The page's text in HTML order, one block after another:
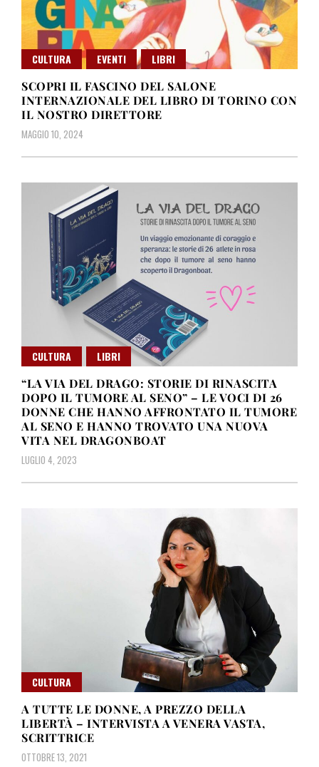
CULTURA EVENTI
LIBRI
SCOPRI IL FASCINO DEL SALONE
INTERNAZIONALE DEL LIBRO DI TORINO CON
IL NOSTRO DIRETTORE
MAGGIO 10, 2024
CULTURA
LIBRI
“LA VIA DEL DRAGO: STORIE DI RINASCITA
DOPO IL TUMORE AL SENO” – LE VOCI DI 26
DONNE CHE HANNO AFFRONTATO IL TUMORE
AL SENO E HANNO TROVATO UNA NUOVA
VITA NEL DRAGONBOAT
LUGLIO 4, 2023
CULTURA
A TUTTE LE DONNE, A PREZZO DELLA
LIBERTÀ – INTERVISTA A VENERA VASTA,
SCRITTRICE
OTTOBRE 13, 2021